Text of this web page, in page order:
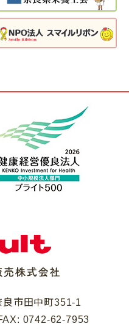
市田中町351-1
0742-62-7953